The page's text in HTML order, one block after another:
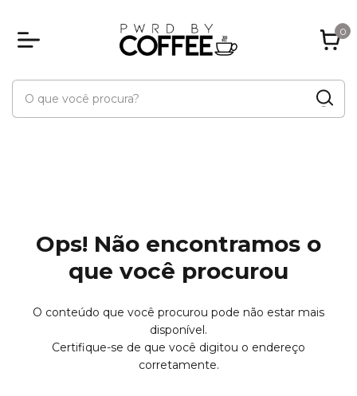
0
Ops! Não encontramos o
que você procurou
O conteúdo que você procurou pode não estar mais
disponível.
Certifique-se de que você digitou o endereço
corretamente.